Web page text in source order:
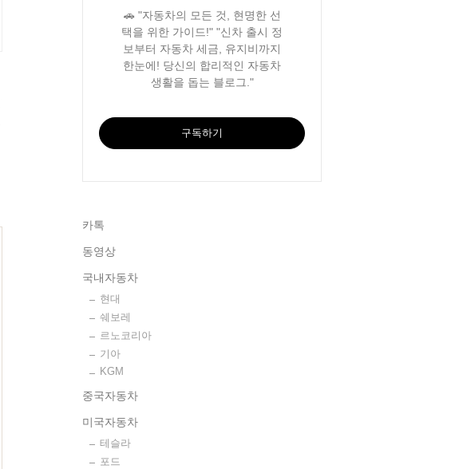
🚗 "자동차의 모든 것, 현명한 선
택을 위한 가이드!" "신차 출시 정
보부터 자동차 세금, 유지비까지
한눈에! 당신의 합리적인 자동차
생활을 돕는 블로그."
구독하기
카톡
동영상
국내자동차
현대
쉐보레
르노코리아
기아
KGM
중국자동차
미국자동차
테슬라
포드